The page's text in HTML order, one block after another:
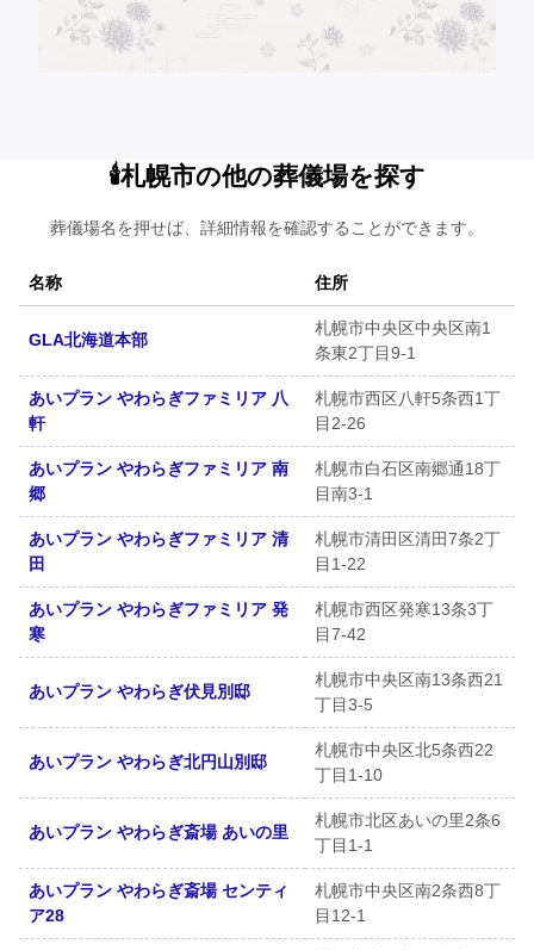
🕯️札幌市の他の葬儀場を探す
葬儀場名を押せば、詳細情報を確認することができます。
名称 住所
GLA北海道本部
札幌市中央区中央区南1
条東2丁目9-1
あいプラン やわらぎファミリア 八
軒
札幌市西区八軒5条西1丁
目2-26
あいプラン やわらぎファミリア 南
郷
札幌市白石区南郷通18丁
目南3-1
あいプラン やわらぎファミリア 清
田
札幌市清田区清田7条2丁
目1-22
あいプラン やわらぎファミリア 発
寒
札幌市西区発寒13条3丁
目7-42
あいプラン やわらぎ伏見別邸
札幌市中央区南13条西21
丁目3-5
あいプラン やわらぎ北円山別邸
札幌市中央区北5条西22
丁目1-10
あいプラン やわらぎ斎場 あいの里
札幌市北区あいの里2条6
丁目1-1
あいプラン やわらぎ斎場 センティ
ア28
札幌市中央区南2条西8丁
目12-1